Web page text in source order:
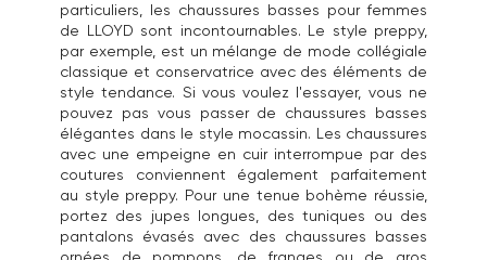
particuliers, les chaussures basses pour femmes
de LLOYD sont incontournables. Le style preppy,
par exemple, est un mélange de mode collégiale
classique et conservatrice avec des éléments de
style tendance. Si vous voulez l'essayer, vous ne
pouvez pas vous passer de chaussures basses
élégantes dans le style mocassin. Les chaussures
avec une empeigne en cuir interrompue par des
coutures conviennent également parfaitement
au style preppy. Pour une tenue bohème réussie,
portez des jupes longues, des tuniques ou des
pantalons évasés avec des chaussures basses
ornées de pompons, de franges ou de gros